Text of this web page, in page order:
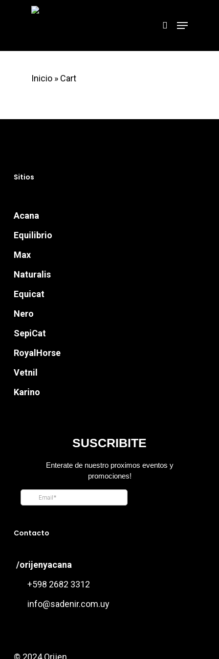
Inicio » Cart
Sitios
Acana
Equilibrio
Max
Naturalis
Equicat
Nero
SepiCat
RoyalHorse
Vetnil
Karino
Contacto
/orijenyacana
+598 2682 3312
info@sadenir.com.uy
© 2024 Orijen.